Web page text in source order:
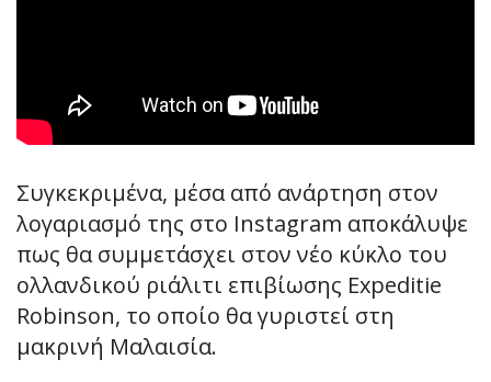
Συγκεκριμένα, μέσα από ανάρτηση στον
λογαριασμό της στο Instagram αποκάλυψε
πως θα συμμετάσχει στον νέο κύκλο του
ολλανδικού ριάλιτι επιβίωσης Expeditie
Robinson, το οποίο θα γυριστεί στη
μακρινή Μαλαισία.